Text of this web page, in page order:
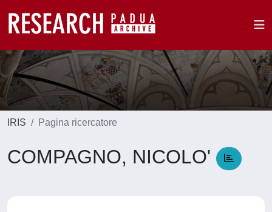
IRIS Pagina ricercatore
COMPAGNO, NICOLO'